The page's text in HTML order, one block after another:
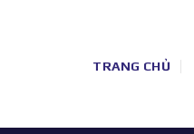
TRANG CHỦ